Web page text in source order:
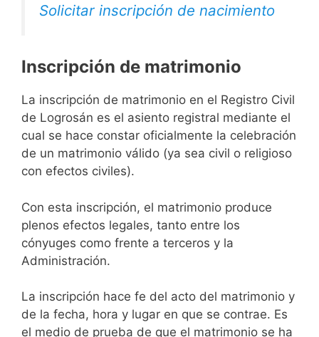
Solicitar inscripción de nacimiento
Inscripción de matrimonio
La inscripción de matrimonio en el Registro Civil
de Logrosán es el asiento registral mediante el
cual se hace constar oficialmente la celebración
de un matrimonio válido (ya sea civil o religioso
con efectos civiles).
Con esta inscripción, el matrimonio produce
plenos efectos legales, tanto entre los
cónyuges como frente a terceros y la
Administración.
La inscripción hace fe del acto del matrimonio y
de la fecha, hora y lugar en que se contrae. Es
el medio de prueba de que el matrimonio se ha